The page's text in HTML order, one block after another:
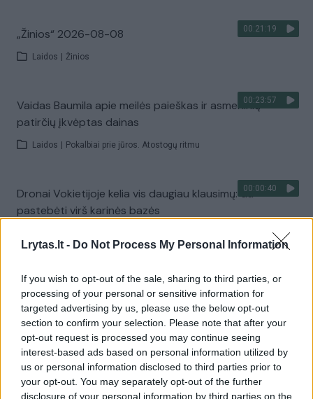
Lrytas.lt - Do Not Process My Personal Information
If you wish to opt-out of the sale, sharing to third parties, or
processing of your personal or sensitive information for
targeted advertising by us, please use the below opt-out
section to confirm your selection. Please note that after your
opt-out request is processed you may continue seeing
interest-based ads based on personal information utilized by
us or personal information disclosed to third parties prior to
your opt-out. You may separately opt-out of the further
disclosure of your personal information by third parties on the
00:21:19
„Žinios“ 2026-08-08
Laidos Žinios
00:23:57
Vaidas Baumila apie meilės paieškas ir asmeninių
patirčių įkvėptas dainas
Laidos Pokalbiai prie jūros. Atostogų ritmu
00:00:40
Dronai Vokietijoje kelia vis daugiau klausimų: du
pastebėti virš karinės bazės
Visi įrašai
Žiūrimiausi įrašai
00:00:30